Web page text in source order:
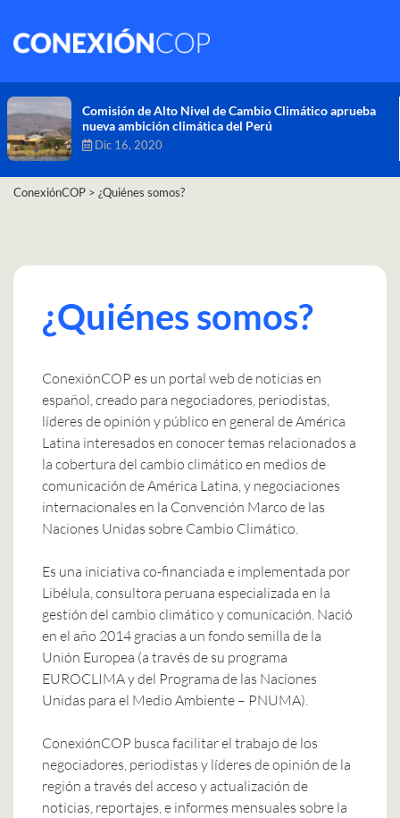
Comisión de Alto Nivel de Cambio Climático aprueba
nueva ambición climática del Perú
Dic 16, 2020
ConexiónCOP > ¿Quiénes somos?
¿Quiénes somos?
ConexiónCOP es un portal web de noticias en
español, creado para negociadores, periodistas,
líderes de opinión y público en general de América
Latina interesados en conocer temas relacionados a
la cobertura del cambio climático en medios de
comunicación de América Latina, y negociaciones
internacionales en la Convención Marco de las
Naciones Unidas sobre Cambio Climático.
Es una iniciativa co-financiada e implementada por
Libélula, consultora peruana especializada en la
gestión del cambio climático y comunicación. Nació
en el año 2014 gracias a un fondo semilla de la
Unión Europea (a través de su programa
EUROCLIMA y del Programa de las Naciones
Unidas para el Medio Ambiente – PNUMA).
ConexiónCOP busca facilitar el trabajo de los
negociadores, periodistas y líderes de opinión de la
región a través del acceso y actualización de
noticias, reportajes, e informes mensuales sobre la